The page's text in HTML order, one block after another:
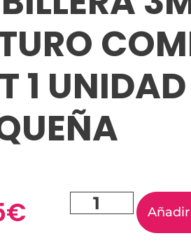
1
€